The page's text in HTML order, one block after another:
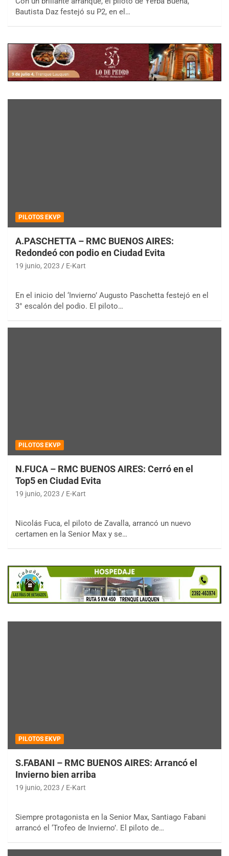
Bautista Daz festejó su P2, en el…
PILOTOS EKVP
A.PASCHETTA – RMC BUENOS AIRES:
Redondeó con podio en Ciudad Evita
19 junio, 2023 E-Kart
En el inicio del ‘Invierno’ Augusto Paschetta festejó en el
3° escalón del podio. El piloto…
PILOTOS EKVP
N.FUCA – RMC BUENOS AIRES: Cerró en el
Top5 en Ciudad Evita
19 junio, 2023 E-Kart
Nicolás Fuca, el piloto de Zavalla, arrancó un nuevo
certamen en la Senior Max y se…
PILOTOS EKVP
S.FABANI – RMC BUENOS AIRES: Arrancó el
Invierno bien arriba
19 junio, 2023 E-Kart
Siempre protagonista en la Senior Max, Santiago Fabani
arrancó el ‘Trofeo de Invierno’. El piloto de…